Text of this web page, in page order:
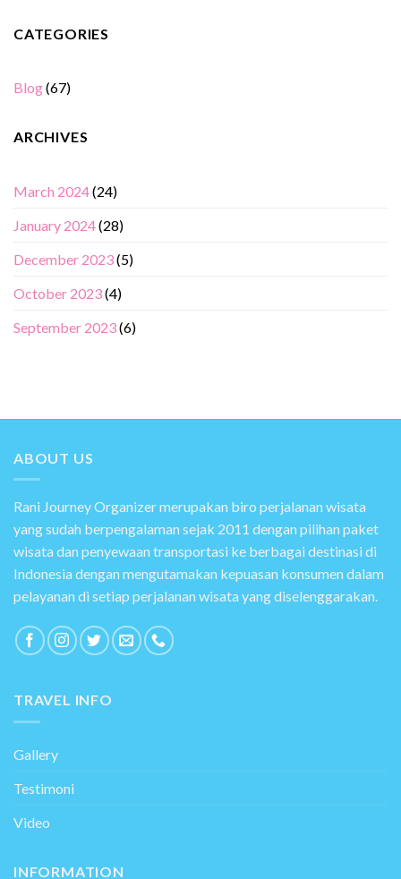
CATEGORIES
Blog(67)
ARCHIVES
March 2024(24)
January 2024(28)
December 2023(5)
October 2023(4)
September 2023(6)
ABOUT US
Rani Journey Organizer merupakan biro perjalanan wisata
yang sudah berpengalaman sejak 2011 dengan pilihan paket
wisata dan penyewaan transportasi ke berbagai destinasi di
Indonesia dengan mengutamakan kepuasan konsumen dalam
pelayanan di setiap perjalanan wisata yang diselenggarakan.
TRAVEL INFO
Gallery
Testimoni
Video
INFORMATION